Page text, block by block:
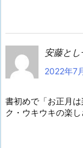
安藤とし
2022年7
書初めで「お正月
ク・ウキウキの楽し